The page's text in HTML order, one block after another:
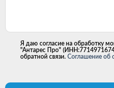
Я даю согласие на обработку
"Антарес Про"
обратной связи. Соглашение об